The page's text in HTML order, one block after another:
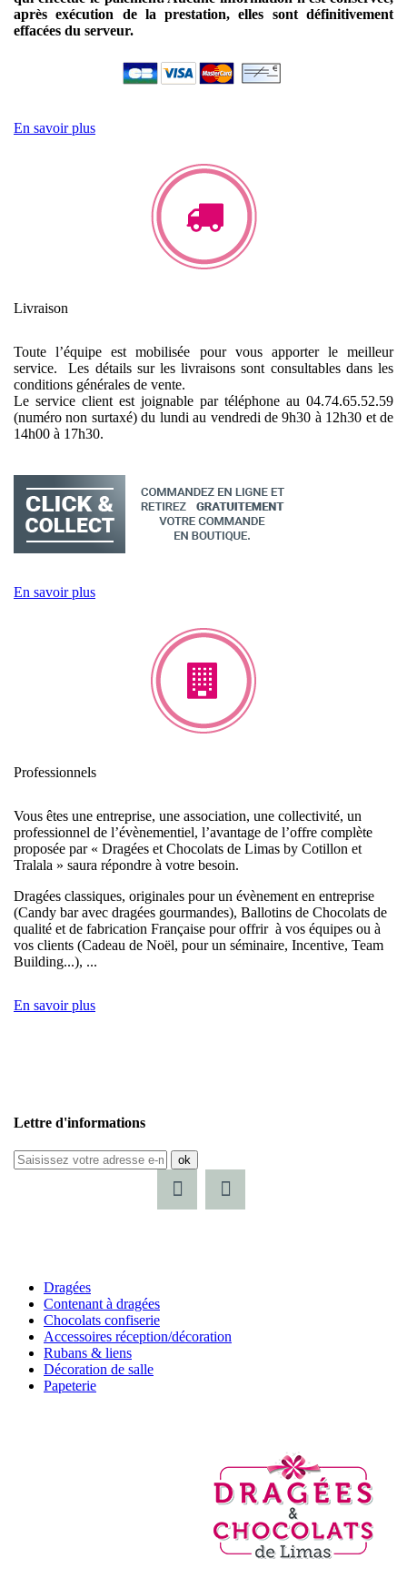
après exécution de la prestation, elles sont définitivement
effacées du serveur.
En savoir plus
Livraison
Toute l’équipe est mobilisée pour vous apporter le meilleur
service. Les détails sur les livraisons sont consultables dans les
conditions générales de vente.
Le service client est joignable par téléphone au 04.74.65.52.59
(numéro non surtaxé) du lundi au vendredi de 9h30 à 12h30 et de
14h00 à 17h30.
En savoir plus
Professionnels
Vous êtes une entreprise, une association, une collectivité, un
professionnel de l’évènementiel, l’avantage de l’offre complète
proposée par « Dragées et Chocolats de Limas by Cotillon et
Tralala » saura répondre à votre besoin.
Dragées classiques, originales pour un évènement en entreprise
(Candy bar avec dragées gourmandes), Ballotins de Chocolats de
qualité et de fabrication Française pour offrir à vos équipes ou à
vos clients (Cadeau de Noël, pour un séminaire, Incentive, Team
Building...), ...
En savoir plus
Lettre d'informations
ok
Dragées
Contenant à dragées
Chocolats confiserie
Accessoires réception/décoration
Rubans & liens
Décoration de salle
Papeterie